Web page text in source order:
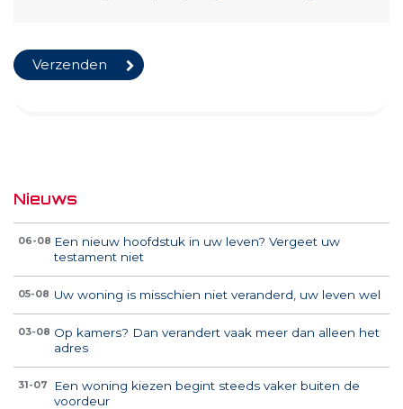
Nieuws
06-08 Een nieuw hoofdstuk in uw leven? Vergeet uw
testament niet
05-08 Uw woning is misschien niet veranderd, uw leven wel
03-08 Op kamers? Dan verandert vaak meer dan alleen het
adres
31-07
Een woning kiezen begint steeds vaker buiten de
voordeur